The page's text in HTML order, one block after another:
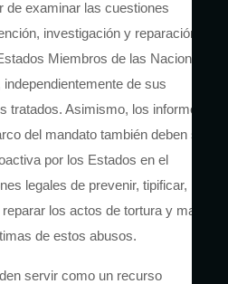
de examinar las cuestiones
investigación y reparación
Miembros de las Naciones
de sus
tratados. Asimismo, los informes
del mandato también deben ser
por los Estados en el
legales de prevenir, tipificar,
los actos de tortura y malos
de estos abusos.
servir como un recurso